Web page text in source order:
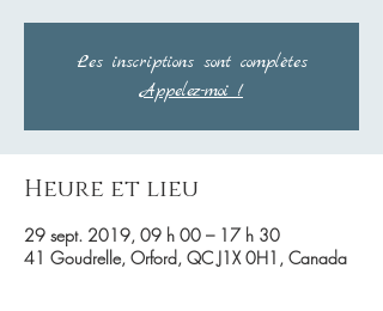
Les inscriptions sont complètes
Appelez-moi !
Heure et lieu
29 sept. 2019, 09 h 00 – 17 h 30
41 Goudrelle, Orford, QC J1X 0H1, Canada